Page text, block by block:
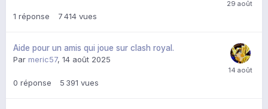
1 réponse 7 414 vues
Aide pour un amis qui joue sur clash royal.
Par meric57, 14 août 2025
0 réponse 5 391 vues